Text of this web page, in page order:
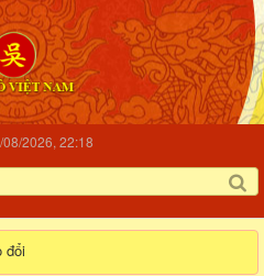
2026, 22:18
đổi